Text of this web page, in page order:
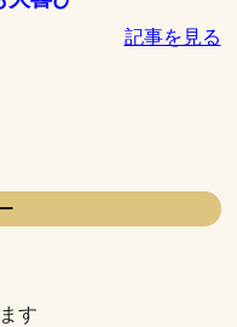
記事を見る
す